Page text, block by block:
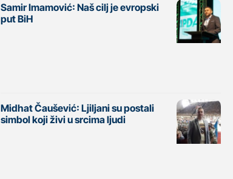
Samir Imamović: Naš cilj je evropski
put BiH
Midhat Čaušević: Ljiljani su postali
simbol koji živi u srcima ljudi